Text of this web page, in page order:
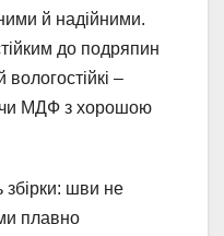
й надійними.
до подряпин
вологостійкі –
МДФ з хорошою
збірки: шви не
плавно